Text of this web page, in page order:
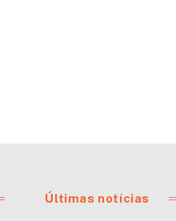
Últimas notícias